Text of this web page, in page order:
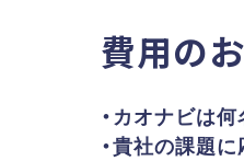
費用の
・カオナビは
・貴社の課題